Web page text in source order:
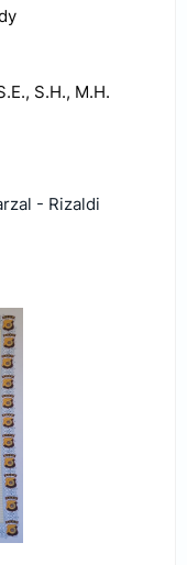
S.H., M.H.
- Rizaldi